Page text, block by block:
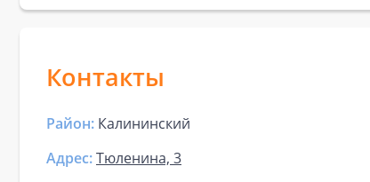
Контакты
Район: Калининский
Адрес:Тюленина, 3